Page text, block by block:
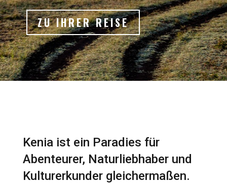
ZU IHRER REISE
Kenia ist ein Paradies für
Abenteurer, Naturliebhaber und
Kulturerkunder gleichermaßen.